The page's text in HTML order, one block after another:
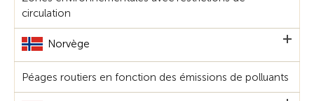
circulation
Norvège
Péages routiers en fonction des émissions de polluants